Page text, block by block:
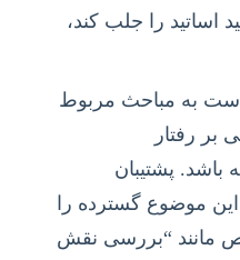
اساتید را جلب کند،
به مباحث مربوط
بر رفتار
باشد. پشتیبان
موضوع گسترده را
مانند “بررسی نقش